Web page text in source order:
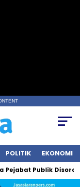
POLITIK EKONOMI
Pejabat Publik Disorot